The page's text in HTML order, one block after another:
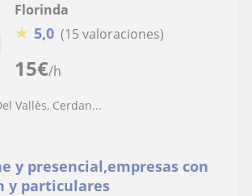
15€/h
Florinda
★ 5,0 (15 valoraciones)
Vallès, Cerdan...
y presencial,empresas con
y particulares